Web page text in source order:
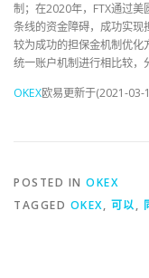
制；在2020年，FTX通过
条线的资金障碍，成功实现
较为成功的担保金机制优化
统一账户机制进行相比较，
OKEX欧易更新于(2021-03-
POSTED IN OKEX
TAGGED OKEX, 可以,